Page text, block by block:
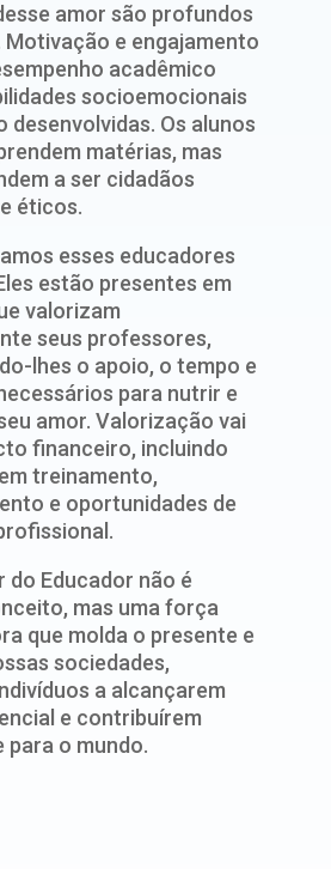
amor são profundos
Motivação e engajamento
acadêmico
socioemocionais
desenvolvidas. Os alunos
matérias, mas
a ser cidadãos
éticos.
esses educadores
estão presentes em
valorizam
seus professores,
lhes o apoio, o tempo e
para nutrir e
amor. Valorização vai
financeiro, incluindo
treinamento,
e oportunidades de
do Educador não é
mas uma força
que molda o presente e
sociedades,
a alcançarem
e contribuírem
o mundo.